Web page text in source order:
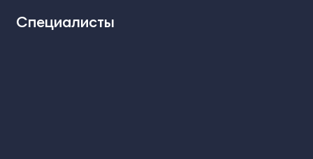
Специалисты